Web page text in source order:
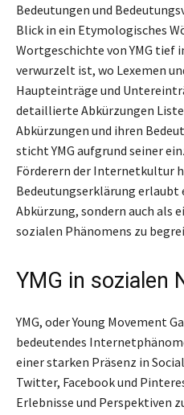
Bedeutungen und
Blick in ein Etymologisches
Wortgeschichte von YMG tief
verwurzelt ist, wo Lexemen
Haupteinträge und
detaillierte Abkürzungen
Abkürzungen und ihren
sticht YMG aufgrund seiner
Förderern der Internetkultur
Bedeutungserklärung erlaubt
Abkürzung, sondern auch als
sozialen Phänomens zu
YMG in sozialen
YMG, oder Young Movement
bedeutendes
einer starken Präsenz in
Twitter, Facebook und
Erlebnisse und Perspektiven